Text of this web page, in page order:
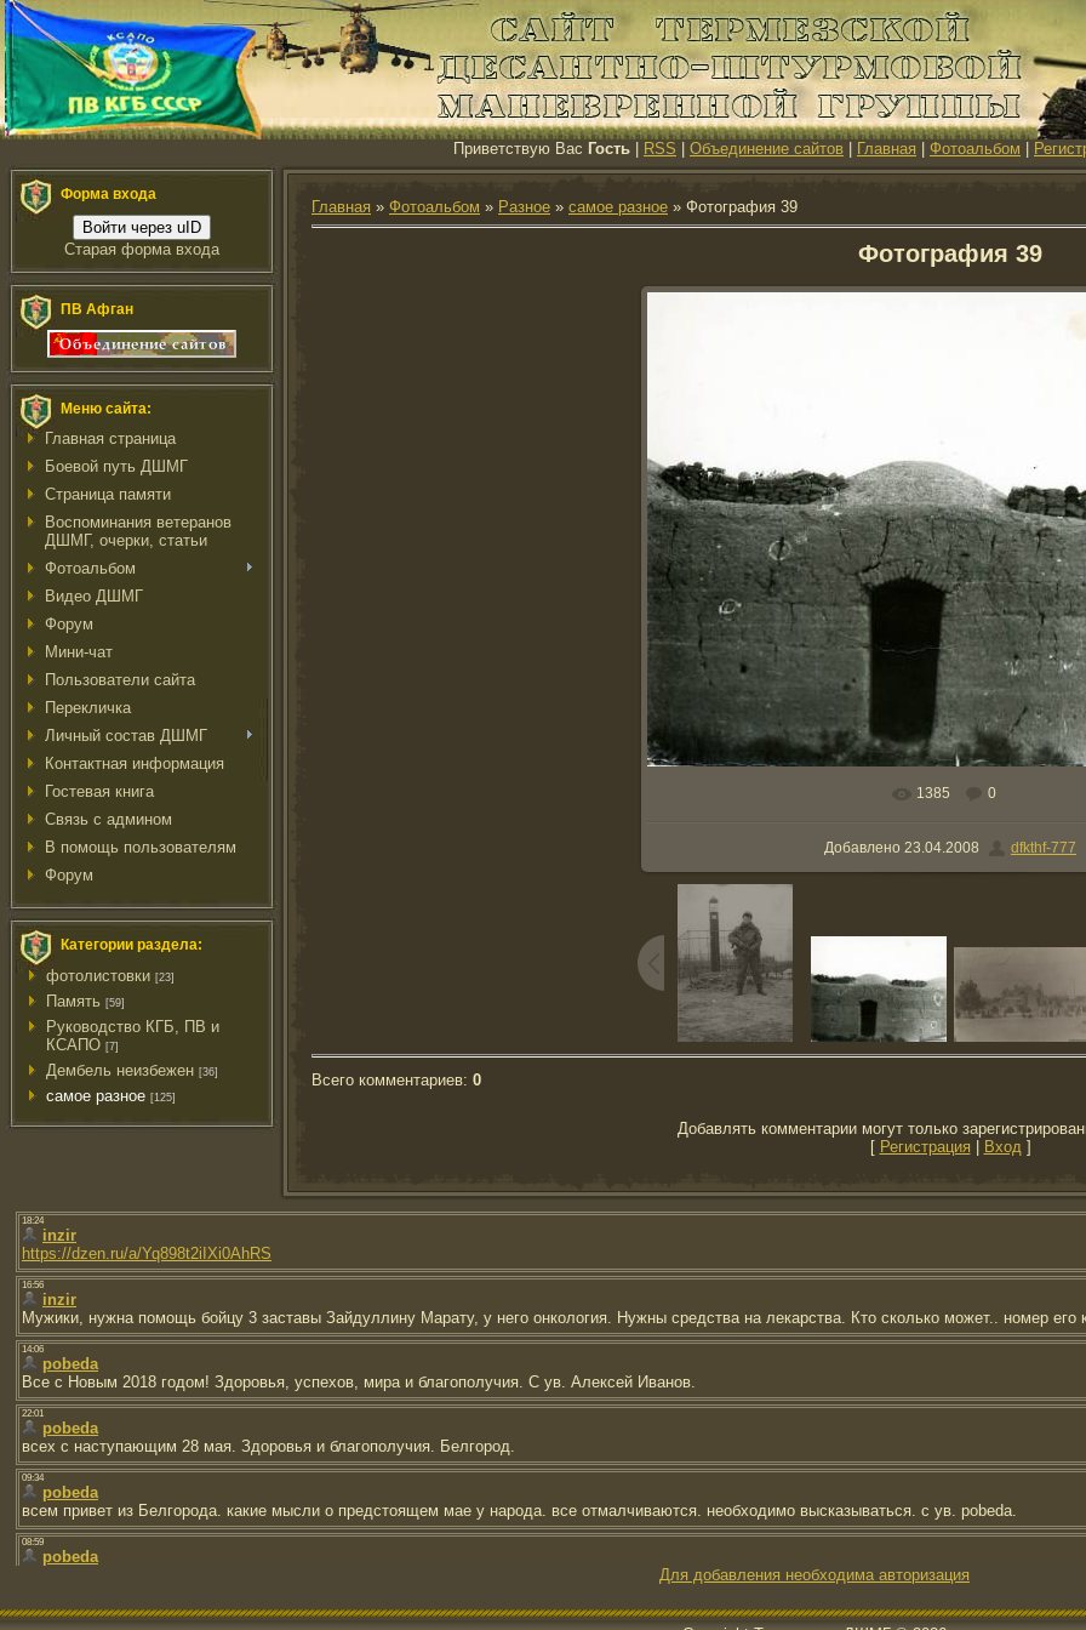
Приветствую Вас Гость RSS Объединение сайтов Главная Фотоальбом
Форма входа
Войти через uID
Старая форма входа
ПВ Афган
Меню сайта:
Главная страница
Боевой путь ДШМГ
Страница памяти
Воспоминания ветеранов
ДШМГ, очерки, статьи
Фотоальбом
Видео ДШМГ
Форум
Мини-чат
Пользователи сайта
Перекличка
Личный состав ДШМГ
Контактная информация
Гостевая книга
Связь с админом
В помощь пользователям
Форум
Категории раздела:
фотолистовки [23]
Память [59]
Руководство КГБ, ПВ и
КСАПО [7]
Дембель неизбежен [36]
самое разное [125]
Главная » Фотоальбом » Разное » самое разное » Фотография 39
Фотография 39
В реальном размере 879x689
1385 0
Добавлено 23.04.2008 dfkthf-777
Всего комментариев: 0
Добавлять комментарии могут только
[ Регистрация Вход]
Для добавления необходима авторизация